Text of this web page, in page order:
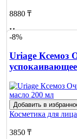
8880 ₸
Нет в наличии
о наличии
-8%
Uriage Ксемоз
Добавить в
Косметика для лица
3850 ₸